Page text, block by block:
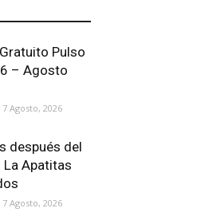
Pulso
– Agosto
7 Agosto, 2026
después del
La Apatitas
7 Agosto, 2026